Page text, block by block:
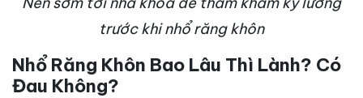
trước khi nhổ răng khôn
Nhổ Răng Khôn Bao Lâu Thì Lành? Có
Đau Không?